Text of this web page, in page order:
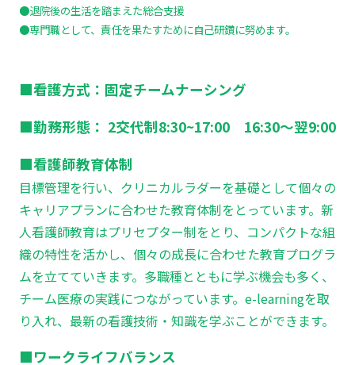
●退院後の生活を踏まえた総合支援
●専門職として、責任を果たすために自己研鑽に努めます。
■看護方式：固定チームナーシング
■勤務形態： 2交代制8:30~17:00 16:30～翌9:00
■看護師教育体制
目標管理を行い、クリニカルラダーを基礎として個々の
キャリアプランに合わせた教育体制をとっています。新
人看護師教育はプリセプター制をとり、コンパクトな組
織の特性を活かし、個々の成長に合わせた教育プログラ
ムを立てていきます。多職種とともに学ぶ機会も多く、
チーム医療の実践につながっています。e-learningを取
り入れ、最新の看護技術・知識を学ぶことができます。
■ワークライフバランス